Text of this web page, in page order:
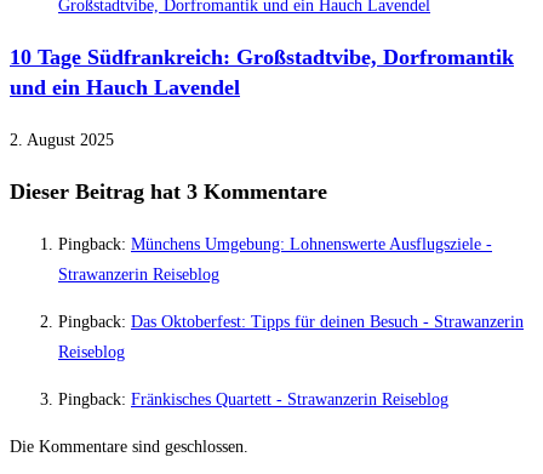
10 Tage Südfrankreich: Großstadtvibe, Dorfromantik
und ein Hauch Lavendel
2. August 2025
Dieser Beitrag hat 3 Kommentare
Pingback: Münchens Umgebung: Lohnenswerte Ausflugsziele -
Strawanzerin Reiseblog
Pingback: Das Oktoberfest: Tipps für deinen Besuch - Strawanzerin
Reiseblog
Pingback: Fränkisches Quartett - Strawanzerin Reiseblog
Die Kommentare sind geschlossen.